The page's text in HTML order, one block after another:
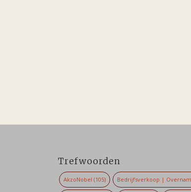
Trefwoorden
AkzoNobel (105) Bedrijfsverkoop |